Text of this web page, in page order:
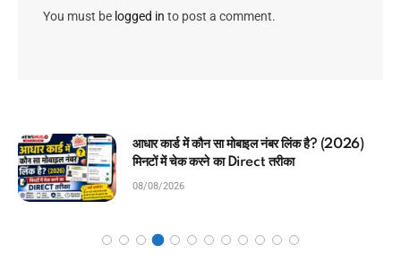
You must be logged in to post a comment.
Shilpi Raj MMS Video Viral: (सच या झूठ?)
जानें शिल्पी राज के वायरल वीडियो की सच्चाई और करियर का
नया मोड़